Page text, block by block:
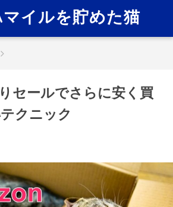
イルを貯めた猫
セールでさらに安く買
クニック